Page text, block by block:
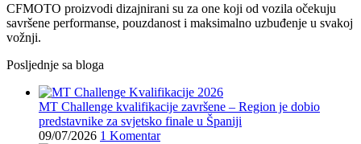
CFMOTO proizvodi dizajnirani su za one koji od vozila očekuju
savršene performanse, pouzdanost i maksimalno uzbuđenje u svakoj
vožnji.
Posljednje sa bloga
MT Challenge kvalifikacije završene – Region je dobio
predstavnike za svjetsko finale u Španiji
09/07/2026 1 Komentar